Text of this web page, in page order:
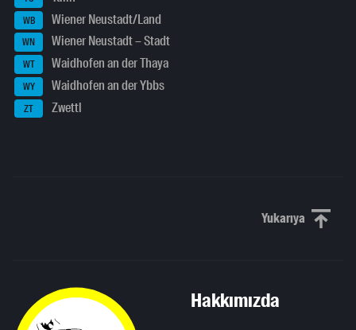
WB Wiener Neustadt/Land
WN Wiener Neustadt – Stadt
WT Waidhofen an der Thaya
WY Waidhofen an der Ybbs
ZT Zwettl
YukarıyaYukarı
Hakkımızda